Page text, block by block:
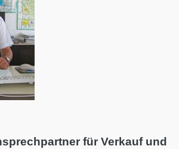
für Verkauf und